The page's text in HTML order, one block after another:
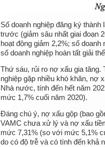
Số doanh nghiệp đăng ký
trước (giảm sâu nhất giai đoạn
hoạt động giảm 2,2%; số
số doanh nghiệp hoàn tất giải
Thứ sáu, rủi ro nợ xấu gia tăng.
nghiệp gặp nhiều khó khăn, nợ
Nhà nước, tính đến hết năm
mức 1,7% cuối năm 2020).
Đáng chú ý, nợ xấu gộp (bao
VAMC chưa xử lý và nợ xấu
mức 7,31% (so với mức 5,1%
do có độ trễ và có tính đến khả